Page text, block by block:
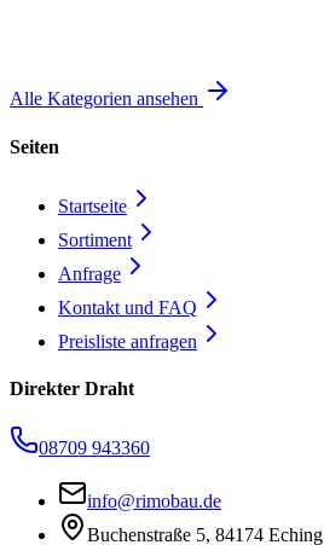
Alle Kategorien ansehen
Seiten
Startseite
Sortiment
Anfrage
Kontakt und FAQ
Preisliste anfragen
Direkter Draht
08709 943360
info@rimobau.de
Buchenstraße 5, 84174 Eching